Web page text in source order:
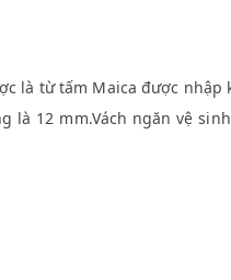
là từ tấm Maica được
12 mm.Vách ngăn vệ